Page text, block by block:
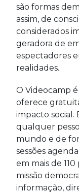
são formas
assim, de
considerados
geradora de
espectadores
realidades.
O Videocamp
oferece
impacto social.
qualquer
mundo e de
sessões
em mais de
missão
informação,